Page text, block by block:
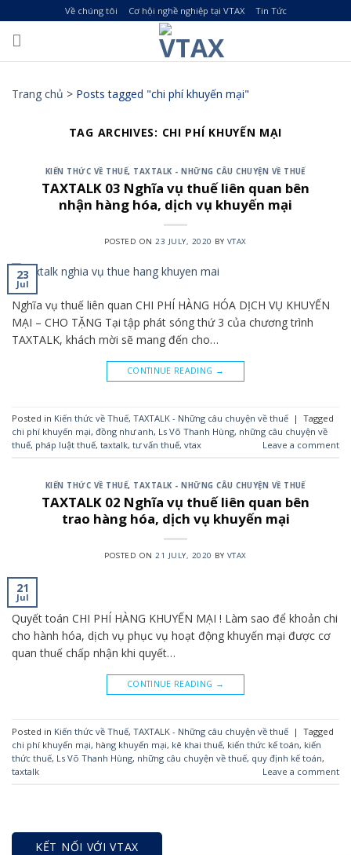
to
content
Về chúng tôi Cơ hội nghề nghiệp tại VTAX Tin Tức
Trang chủ > Posts tagged "chi phí khuyến mại"
TAG ARCHIVES: CHI PHÍ KHUYẾN MẠI
KIẾN THỨC VỀ THUẾ, TAXTALK - NHỮNG CÂU CHUYỆN VỀ THUẾ
TAXTALK 03 Nghĩa vụ thuế liên quan bên
nhận hàng hóa, dịch vụ khuyến mại
POSTED ON23 JULY, 2020 BY VTAX
23
Jul
Nghĩa vụ thuế liên quan CHI PHÍ HÀNG HÓA DỊCH VỤ KHUYẾN
MẠI – CHO TẶNG Tại tập phát sóng thứ 3 của chương trình
TAXTALK, khách mời sẽ mang đến cho…
CONTINUE READING →
Posted in Kiến thức về Thuế, TAXTALK - Những câu chuyện về thuế | Tagged
chi phí khuyến mại, đồng như anh, Ls Võ Thanh Hùng, những câu chuyện về
thuế, pháp luật thuế, taxtalk, tư vấn thuế, vtax Leave a comment
KIẾN THỨC VỀ THUẾ, TAXTALK - NHỮNG CÂU CHUYỆN VỀ THUẾ
TAXTALK 02 Nghĩa vụ thuế liên quan bên
trao hàng hóa, dịch vụ khuyến mại
POSTED ON21 JULY, 2020 BY VTAX
21
Jul
Quyết toán CHI PHÍ HÀNG KHUYẾN MẠI ! Làm sao để khoản chi
cho hành hóa, dịch vụ phục vụ hoạt động khuyến mại được cơ
quan thuế chấp nhận khi quyết…
CONTINUE READING →
Posted in Kiến thức về Thuế, TAXTALK - Những câu chuyện về thuế | Tagged
chi phí khuyến mại, hàng khuyến mại, kê khai thuế, kiến thức kế toán, kiến
thức thuế, Ls Võ Thanh Hùng, những câu chuyện về thuế, quy định kế toán,
taxtalk
Leave a comment
KẾT NỐI VỚI VTAX